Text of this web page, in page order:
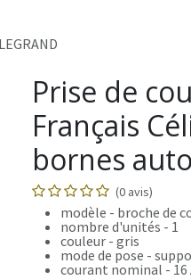
Prise de
Français
bornes
(0 avis)
modèle - broche de
nombre d'unités - 1
couleur - gris
mode de pose -
courant nominal - 16